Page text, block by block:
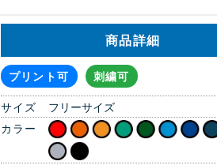
商品詳細
プリント可
刺繍可
サイズ
フリーサイズ
カラー